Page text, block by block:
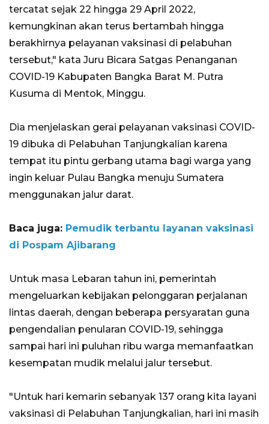
tercatat sejak 22 hingga 29 April 2022,
kemungkinan akan terus bertambah hingga
berakhirnya pelayanan vaksinasi di pelabuhan
tersebut," kata Juru Bicara Satgas Penanganan
COVID-19 Kabupaten Bangka Barat M. Putra
Kusuma di Mentok, Minggu.
Dia menjelaskan gerai pelayanan vaksinasi COVID-
19 dibuka di Pelabuhan Tanjungkalian karena
tempat itu pintu gerbang utama bagi warga yang
ingin keluar Pulau Bangka menuju Sumatera
menggunakan jalur darat.
Baca juga: Pemudik terbantu layanan vaksinasi
di Pospam Ajibarang
Untuk masa Lebaran tahun ini, pemerintah
mengeluarkan kebijakan pelonggaran perjalanan
lintas daerah, dengan beberapa persyaratan guna
pengendalian penularan COVID-19, sehingga
sampai hari ini puluhan ribu warga memanfaatkan
kesempatan mudik melalui jalur tersebut.
"Untuk hari kemarin sebanyak 137 orang kita layani
vaksinasi di Pelabuhan Tanjungkalian, hari ini masih